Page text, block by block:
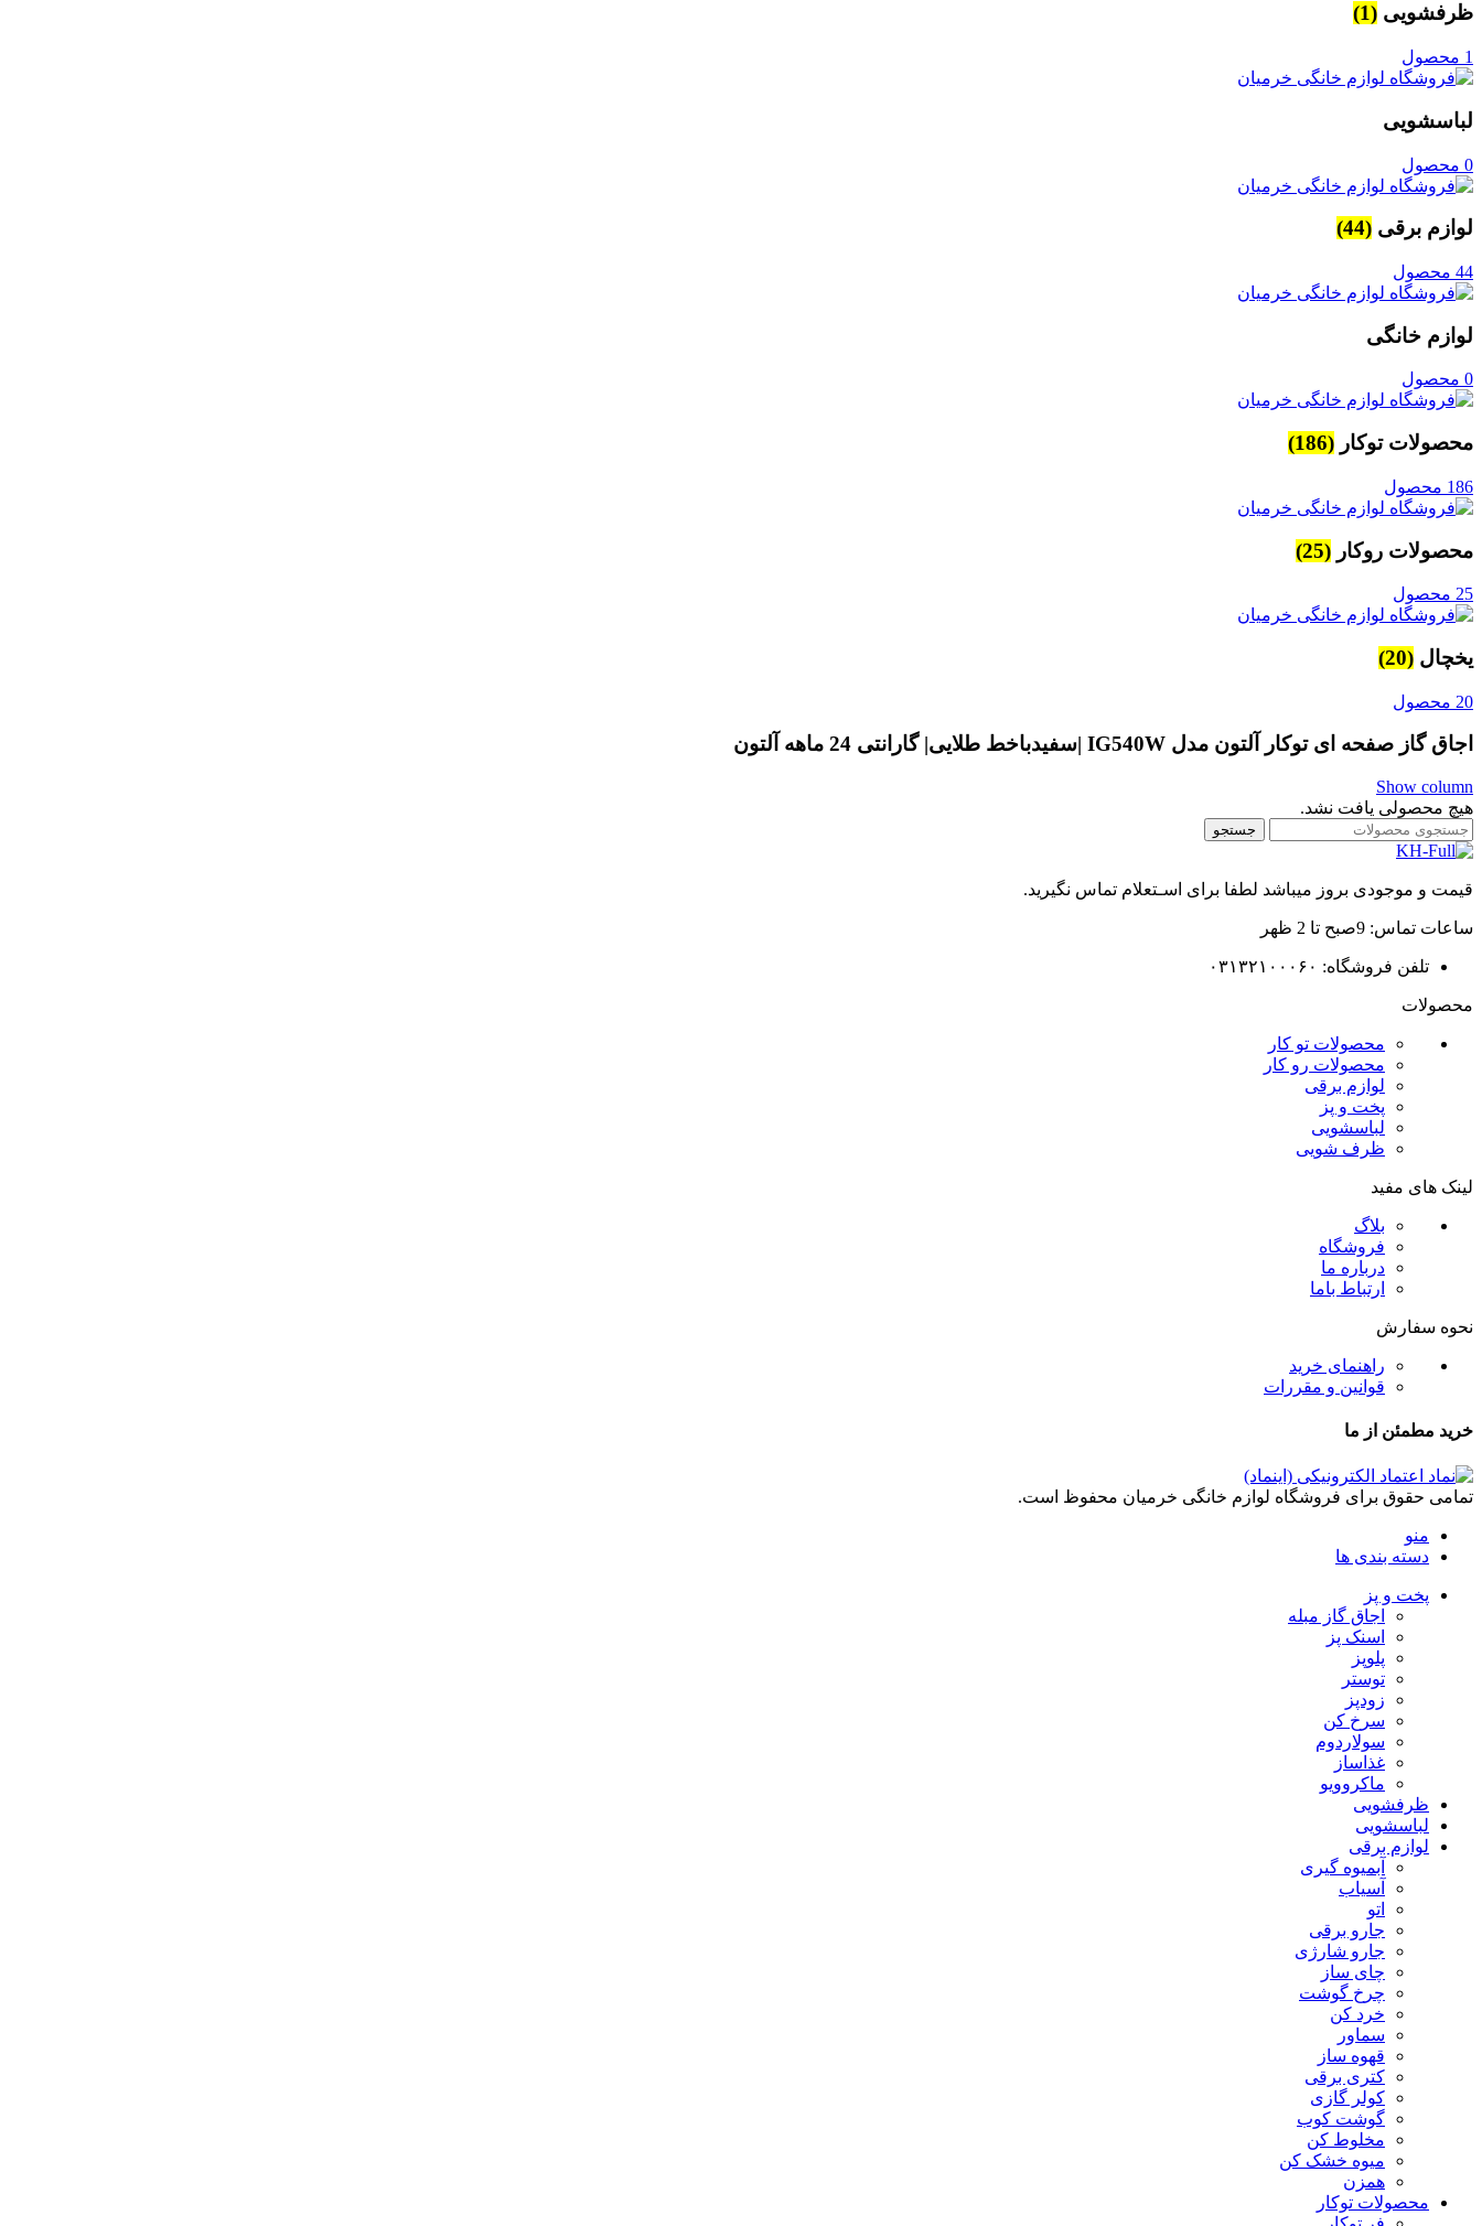
ظرفشویی (1)
1 محصول
لباسشویی
0 محصول
لوازم برقی (44)
44 محصول
لوازم خانگی
0 محصول
محصولات توکار (186)
186 محصول
محصولات روکار (25)
25 محصول
یخچال (20)
20 محصول
اجاق گاز صفحه ای توکار آلتون مدل IG540W |سفیدباخط طلایی| گارانتی 24 ماهه آلتون
Show column
هیچ محصولی یافت نشد.
جستجو
قیمت و موجودی بروز میباشد لطفا برای اسـتعلام تماس نگیرید.
ساعات تماس: 9صبح تا 2 ظهر
تلفن فروشگاه: ۰۳۱۳۲۱۰۰۰۶۰
محصولات
محصولات تو کار
محصولات رو کار
لوازم برقی
پخت و پز
لباسشویی
ظرف شویی
لینک های مفید
بلاگ
فروشگاه
درباره ما
ارتباط باما
نحوه سفارش
راهنمای خرید
قوانین و مقررات
خرید مطمئن از ما
تمامی حقوق برای فروشگاه لوازم خانگی خرمیان محفوظ است.
منو
دسته بندی ها
پخت و پز
اجاق گاز مبله
اسنک پز
پلوپز
توستر
زودپز
سرخ کن
سولاردوم
غذاساز
ماکروویو
ظرفشویی
لباسشویی
لوازم برقی
آبمیوه گیری
آسیاب
اتو
جارو برقی
جارو شارژی
چای ساز
چرخ گوشت
خرد کن
سماور
قهوه ساز
کتری برقی
کولر گازی
گوشت کوب
مخلوط کن
میوه خشک کن
همزن
محصولات توکار